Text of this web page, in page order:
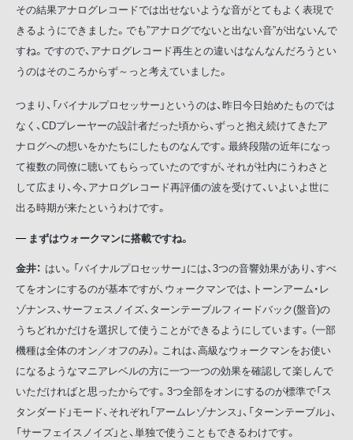
その結果アナログレコードでは出せないような音がとてもよく表現で
きるようにできました。でも”アナログでないと出ない音”が出ないんで
すね。ですので、アナログレコード再生との違いはなんなんだろうとい
うのはそのころからず～っと考えていました。
つまり、「バイナルプロセッサー」というのは、昨日今日始めたものでは
なく、CDプレーヤーの設計者だった頃から、ずっと抱え続けてきたア
ナログへの想いをかたちにしたものなんです。最終段階の近年になっ
て複数の同僚に聴いてもらっていたのですが、それが社内にうわさと
して広まり、今、アナログレコード再評価の波を受けて、いよいよ世に
出る時期が来たというわけです。
まずはウォークマンに搭載ですね。
金井： はい。「バイナルプロセッサー」には、3つの音響効果があり、すべ
てをオンにするのが基本ですが、ウォークマンでは、トーンアーム・レ
ゾナンス、サーフェスノイズ、ターンテーブルフィードバック(盤音)の
うちどれかだけを選択して使うことができるようにしています。（一部
機種は全体のオン／オフのみ）。これは、高級なウォークマンをお使い
になるようなマニアレベルの方に一つ一つの効果を確認して楽しんで
いただければと思ったからです。3つ全部をオンにするのが標準で「ス
タンダード」モード、それぞれ「アームレゾナンス」、「ターンテーブル」、
「サーフェイスノイズ」と、単独で使うこともできるわけです。